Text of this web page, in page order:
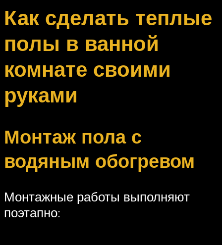
Меню
Как сделать теплые
полы в ванной
комнате своими
руками
Монтаж пола с
водяным обогревом
Монтажные работы выполняют
поэтапно: